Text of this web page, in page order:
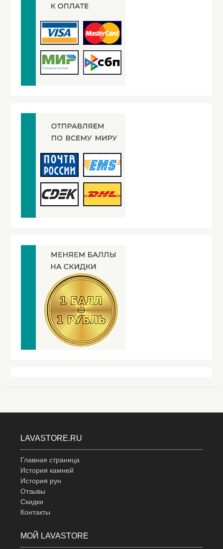
LAVASTORE.RU
Главная страница
История камней
История рун
Отзывы
Скидки
Контакты
МОЙ LAVASTORE